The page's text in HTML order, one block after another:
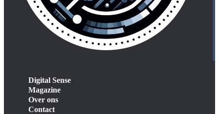
Digital Sense
Magazine
Over ons
Contact